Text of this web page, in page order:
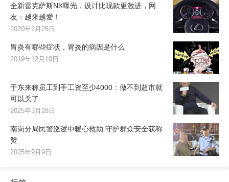
全新雷克萨斯NX曝光，设计比现款更激进，网
友：越来越爱！
2020年2月25日
胃炎有哪些症状，胃炎的病因是什么
2019年12月10日
于东来称员工到手工资至少4000：做不到超市就
可以关了
2025年3月28日
南岗分局民警巡逻中暖心救助 守护群众安全获称
赞
2025年9月9日